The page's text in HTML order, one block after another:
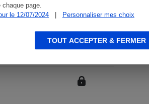
page.
le 12/07/2024
| Personnaliser mes choix
TOUT ACCEPTER & FERMER